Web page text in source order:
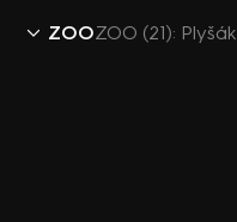
ZOOZOO (21): Plyšák